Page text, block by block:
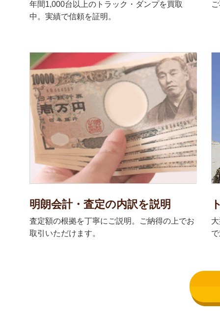
年間1,000台以上のトラック・ダンプを買取
中。実績で信頼を証明。
明朗会計・査定の内訳を説明
査定額の根拠を丁寧にご説明。ご納得の上でお
取引いただけます。